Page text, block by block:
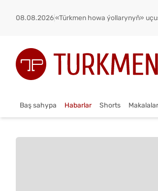
08.08.2026«Türkmen howa ýollarynyň»
Baş sahypa Habarlar Shorts Makalalar